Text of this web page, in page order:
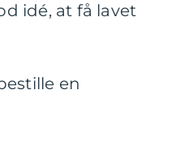
idé, at få lavet
en